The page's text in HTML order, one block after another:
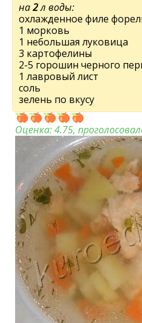
на2л воды:
охлажденное филе
1 морковь
1 небольшая луковица
3 картофелины
2-5 горошин черного
1 лавровый лист
соль
зелень по вкусу
Оценка:4.75,